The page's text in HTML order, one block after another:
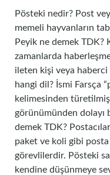
Pösteki nedir? Post
memeli hayvanların
Peyik ne demek TDK?
zamanlarda
ileten kişi veya haberci
hangi dil? İsmi Farsça
kelimesinden
görünümünden dolayı
demek TDK?
paket ve koli gibi
görevlilerdir. Pösteki
kendine düşünmeye